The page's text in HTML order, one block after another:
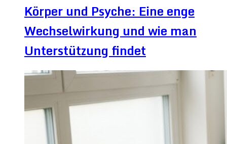
Körper und Psyche: Eine enge
Wechselwirkung und wie man
Unterstützung findet